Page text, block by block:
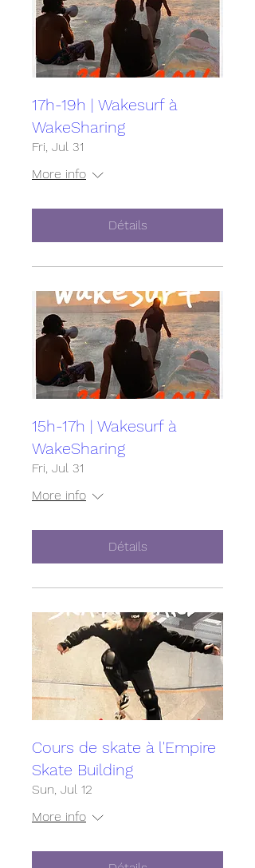
17h-19h | Wakesurf à
WakeSharing
Fri, Jul 31
More info
Détails
15h-17h | Wakesurf à
WakeSharing
Fri, Jul 31
More info
Détails
Cours de skate à l'Empire
Skate Building
Sun, Jul 12
More info